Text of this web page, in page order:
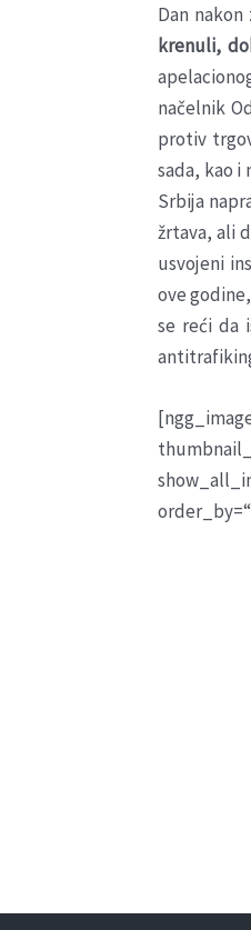
Dan
krenuli,
načelnik
protiv
sada, kao i
Srbija
žrtava, ali
usvojeni
ove
se reći da